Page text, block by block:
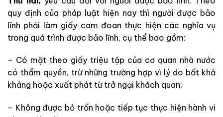
quy định của pháp luật hiện nay thì người được bảo
lĩnh phải làm giấy cam đoan thực hiện các nghĩa vụ
trong quá trình được bảo lĩnh, cụ thể bao gồm:
– Có mặt theo giấy triệu tập của cơ quan nhà nước
có thẩm quyền, trừ những trường hợp vì lý do bất khả
kháng hoặc xuất phát từ trở ngại khách quan;
– Không được bỏ trốn hoặc tiếp tục thực hiện hành vi